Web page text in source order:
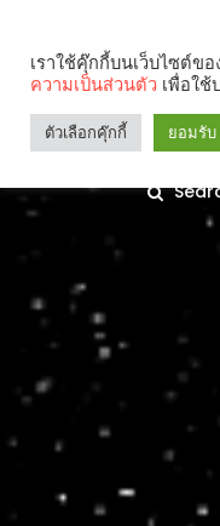
เราใช้คุ๊กกี้บนเว็บไซต์ข
ความเป็นส่วนตัว เพื่อใช้
ตัวเลือกคุ๊กกี้ ยอมรับ